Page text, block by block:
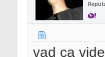
vad ca